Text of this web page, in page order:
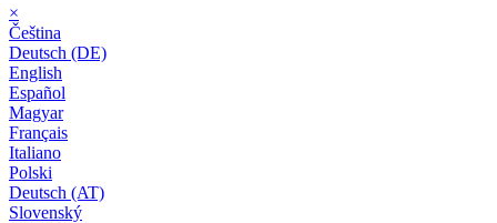
×
Čeština
Deutsch (DE)
English
Español
Magyar
Français
Italiano
Polski
Deutsch (AT)
Slovenský